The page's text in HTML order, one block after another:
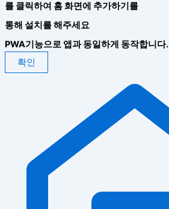
를 클릭하여 홈 화면에 추가하기를
통해 설치를 해주세요
PWA기능으로 앱과 동일하게 동작합니다.
확인